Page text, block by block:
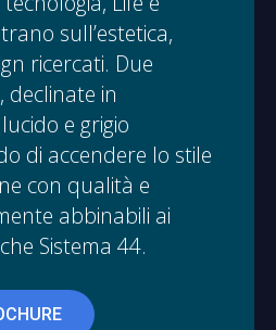
sull’estetica,
ricercati. Due
declinate in
e grigio
di accendere lo stile
con qualità e
abbinabili ai
Sistema 44.